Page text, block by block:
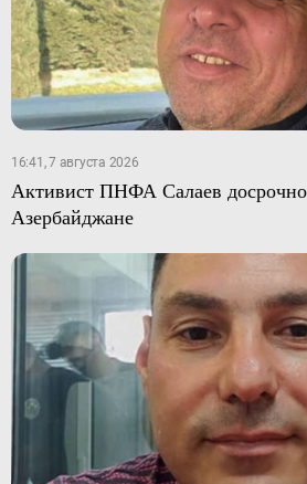
16:41, 7 августа 2026
Активист ПНФА Салаев
Азербайджане